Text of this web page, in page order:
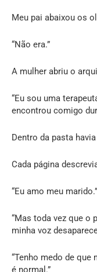
Meu pai abaixou os
“Não era.”
A mulher abriu o
“Eu sou uma
encontrou comigo
Dentro da pasta
Cada página
“Eu amo meu marido.”
“Mas toda vez que o
minha voz
“Tenho medo de
é normal.”